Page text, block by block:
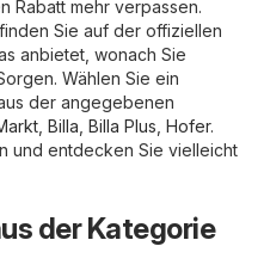
Rabatt mehr verpassen.
Sie auf der offiziellen
anbietet, wonach Sie
Wählen Sie ein
der angegebenen
Billa Billa Plus Hofer.
und entdecken Sie vielleicht
der Kategorie